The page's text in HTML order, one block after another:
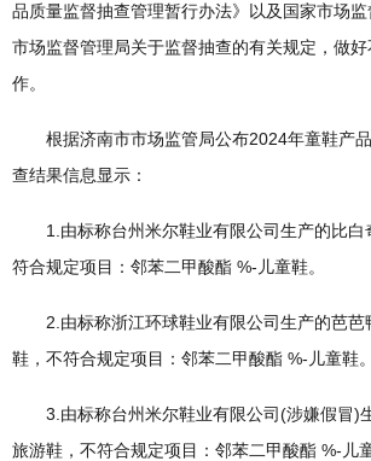
品质量监督抽查管理暂行办法》以及国家市场
市场监督管理局关于监督抽查的有关规定，做
作。
根据济南市市场监管局公布2024年童鞋产品
查结果信息显示：
1.由标称台州米尔鞋业有限公司生产的比白
符合规定项目：邻苯二甲酸酯 %-儿童鞋。
2.由标称浙江环球鞋业有限公司生产的芭芭
鞋，不符合规定项目：邻苯二甲酸酯 %-儿童鞋。
3.由标称台州米尔鞋业有限公司(涉嫌假冒)
旅游鞋，不符合规定项目：邻苯二甲酸酯 %-儿童